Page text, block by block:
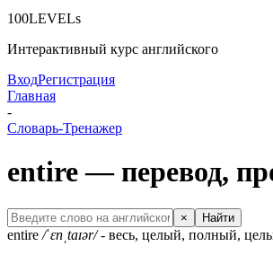
100LEVELs
Интерактивный курс английского
ВходРегистрация
Главная
-
Словарь-Тренажер
entire — перевод,
× Найти
entire /ˈɛnˌtaɪər/- весь, целый, полный,